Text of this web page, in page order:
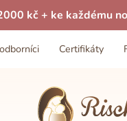
kč + ke každému
Certifikáty